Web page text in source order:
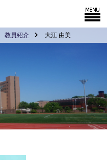
教員紹介 大江 由美